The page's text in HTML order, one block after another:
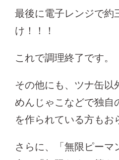
最後に電子レンジで約
け！！！
これで調理終了です。
その他にも、ツナ缶以
めんじゃこなどで独自
を作られている方もお
さらに、「無限ピーマ